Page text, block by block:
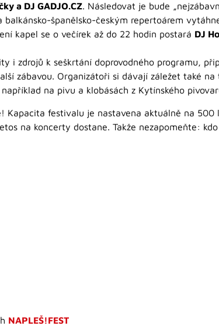
a DJ GADJO.CZ. Následovat je bude
balkánsko-španělsko-českým repertoárem
kapel se o večírek až do 22 hodin postará DJ
i zdrojů k seškrtání doprovodného programu,
zábavou. Organizátoři si dávají záležet také
na pivu a klobásách z Kytínského
Kapacita festivalu je nastavena aktuálně na 500
na koncerty dostane. Takže nezapomeňte:
NAPLEŠ!FEST